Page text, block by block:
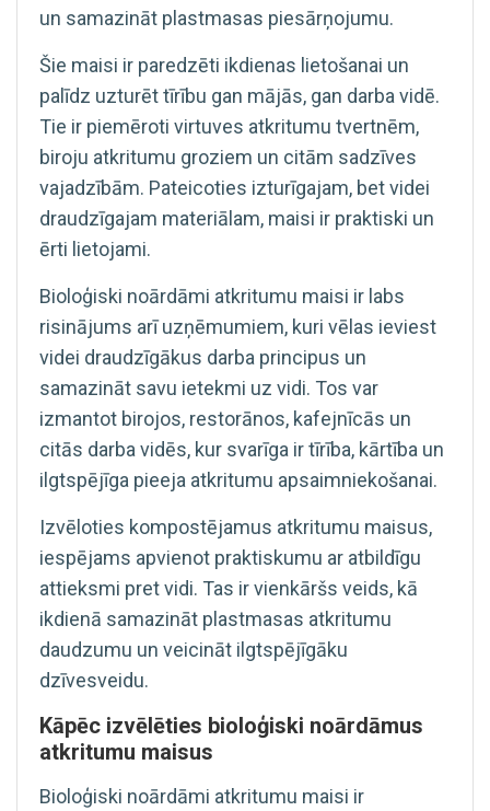
un samazināt plastmasas piesārņojumu.
Šie maisi ir paredzēti ikdienas lietošanai un
palīdz uzturēt tīrību gan mājās, gan darba vidē.
Tie ir piemēroti virtuves atkritumu tvertnēm,
biroju atkritumu groziem un citām sadzīves
vajadzībām. Pateicoties izturīgajam, bet videi
draudzīgajam materiālam, maisi ir praktiski un
ērti lietojami.
Bioloģiski noārdāmi atkritumu maisi ir labs
risinājums arī uzņēmumiem, kuri vēlas ieviest
videi draudzīgākus darba principus un
samazināt savu ietekmi uz vidi. Tos var
izmantot birojos, restorānos, kafejnīcās un
citās darba vidēs, kur svarīga ir tīrība, kārtība un
ilgtspējīga pieeja atkritumu apsaimniekošanai.
Izvēloties kompostējamus atkritumu maisus,
iespējams apvienot praktiskumu ar atbildīgu
attieksmi pret vidi. Tas ir vienkāršs veids, kā
ikdienā samazināt plastmasas atkritumu
daudzumu un veicināt ilgtspējīgāku
dzīvesveidu.
Kāpēc izvēlēties bioloģiski noārdāmus
atkritumu maisus
Bioloģiski noārdāmi atkritumu maisi ir